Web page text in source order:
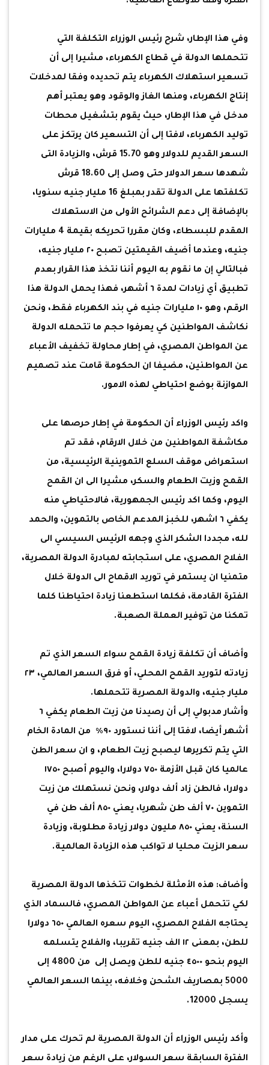
وفي هذا الإطار، شرح رئيس الوزراء التكلفة التي
تتحملها الدولة في قطاع الكهرباء، مشيرا إلى أن
تسعير استهلاك الكهرباء يتم تحديده وفقا لمدخلات
إنتاج الكهرباء، ومنها الغاز والوقود وهو يعتبر أهم
مدخل في هذا الإطار، حيث يقوم بتشغيل محطات
توليد الكهرباء، لافتا إلى أن التسعير كان يرتكز على
السعر القديم للدولار وهو 15.70 قرش، والزيادة التى
شهدها سعر الدولار حتى وصل إلى 18.60 قرش
تكلفتها على الدولة تقدر بمبلغ 16 مليار جنيه سنويا،
بالإضافة إلى دعم الشرائح الأولى من الاستهلاك
المقدم للبسطاء، وكان مقررا تحريكه بقيمة 4 مليارات
جنيه، وعندما أضيف القيمتين تصبح ٢٠ مليار جنيه،
فبالتالي إن ما نقوم به اليوم أننا نتخذ هذا القرار بعدم
تطبيق أي زيادات لمدة ٦ أشهر، فهذا يحمل الدولة هذا
الرقم، وهو ١٠ مليارات جنيه في بند الكهرباء فقط، ونحن
نكاشف المواطنين كي يعرفوا حجم ما تتحمله الدولة
عن المواطن المصري، في إطار محاولة تخفيف الأعباء
عن المواطنين، مضيفا ان الحكومة قامت عند تصميم
الموازنة بوضع احتياطي لهذه الامور.
واكد رئيس الوزراء أن الحكومة في إطار حرصها على
مكاشفة المواطنين من خلال الارقام، فقد تم
استعراض موقف السلع التموينية الرئيسية، من
القمح وزيت الطعام والسكر، مشيرا الى ان القمح
اليوم، وكما اكد رئيس الجمهورية، فالاحتياطي منه
يكفي ٦ اشهر، للخبز المدعم الخاص بالتموين، والحمد
لله، مجددا الشكر الذي وجهه الرئيس السيسي الى
الفلاح المصري، على استجابته لمبادرة الدولة المصرية،
متمنيا ان يستمر في توريد الاقماح الى الدولة خلال
الفترة القادمة، فكلما استطعنا زيادة احتياطنا كلما
تمكنا من توفير العملة الصعبة.
وأضاف أن تكلفة زيادة القمح سواء السعر الذي تم
زيادته لتوريد القمح المحلي، أو فرق السعر العالمي، ٢٣
مليار جنيه، والدولة المصرية تتحملها.
وأشار مدبولي إلى أن رصيدنا من زيت الطعام يكفي ٦
أشهر أيضا، لافتا إلى أننا نستورد ٩٠٪ من المادة الخام
التي يتم تكريرها ليصبح زيت الطعام، و ان سعر الطن
عالميا كان قبل الأزمة ٧٥٠ دولارا، واليوم أصبح ١٧٥٠
دولارا، فالطن زاد ألف دولار، ونحن نستهلك من زيت
التموين ٧٠ ألف طن شهريا، يعني ٨٥٠ ألف طن في
السنة، يعني ٨٥٠ مليون دولار زيادة مطلوبة، وزيادة
سعر الزيت محليا لا تواكب هذه الزيادة العالمية.
وأضاف: هذه الأمثلة لخطوات تتخذها الدولة المصرية
لكي تتحمل أعباء عن المواطن المصري، فالسماد الذي
يحتاجه الفلاح المصري، اليوم سعره العالمي ٦٥٠ دولارا
للطن، بمعنى ١٢ الف جنيه تقريبا، والفلاح يتسلمه
اليوم بنحو ٤٥٠٠ جنيه للطن ويصل إلى من 4800 إلى
5000 بمصاريف الشحن وخلافه، بينما السعر العالمي
يسجل 12000.
وأكد رئيس الوزراء أن الدولة المصرية لم تحرك على مدار
الفترة السابقة سعر السولار، على الرغم من زيادة سعر